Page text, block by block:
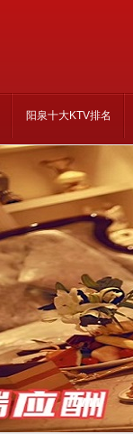
阳泉十大KTV排名